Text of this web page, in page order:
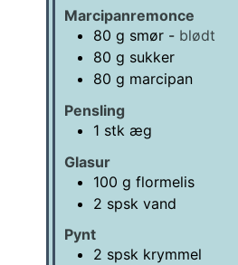
Marcipanremonce
80 g smør - blødt
80 g sukker
80 g marcipan
Pensling
1 stk æg
Glasur
100 g flormelis
2 spsk vand
Pynt
2 spsk krymmel